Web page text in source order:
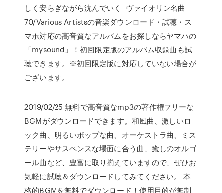
しく安らぎながら沈んでいく ヴァイオリン名曲
70/Various Artistsの音楽ダウンロード・試聴・ス
マホ対応の高音質なアルバムをお探しならヤマハの
「mysound」！初回限定版のアルバム収録曲も試
聴できます。※初回限定版に対応していない場合が
ございます。
2019/02/25 無料で高音質なmp3の著作権フリーな
BGMがダウンロードできます。和風曲、激しいロ
ック曲、明るいポップな曲、オーケストラ曲、ミス
テリーやサスペンスな場面に合う曲、癒しのオルゴ
ール曲など、豊富に取り揃えていますので、ぜひお
気軽に試聴＆ダウンロードしてみてください。 本
格的BGMを無料でダウンロード！使用目的が無制